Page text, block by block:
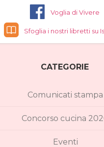
Voglia di Vivere
Sfoglia i nostri libretti su
CATEGORIE
Comunicati stampa
Concorso cucina
Eventi